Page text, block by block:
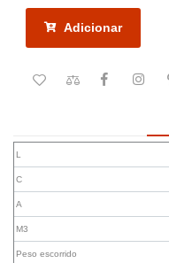
L
C
A
M3
Peso escorrido
Adicionar